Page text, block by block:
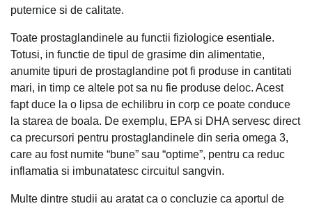
puternice si de calitate.
Toate prostaglandinele au functii fiziologice esentiale.
Totusi, in functie de tipul de grasime din alimentatie,
anumite tipuri de prostaglandine pot fi produse in cantitati
mari, in timp ce altele pot sa nu fie produse deloc. Acest
fapt duce la o lipsa de echilibru in corp ce poate conduce
la starea de boala. De exemplu, EPA si DHA servesc direct
ca precursori pentru prostaglandinele din seria omega 3,
care au fost numite “bune” sau “optime”, pentru ca reduc
inflamatia si imbunatatesc circuitul sangvin.
Multe dintre studii au aratat ca o concluzie ca aportul de